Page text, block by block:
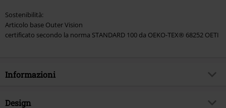
Sostenibilità:
Articolo base Outer Vision
certificato secondo la norma STANDARD 100 da OEKO-TEX® 68252 OETI
Informazioni
Codice articolo
Design